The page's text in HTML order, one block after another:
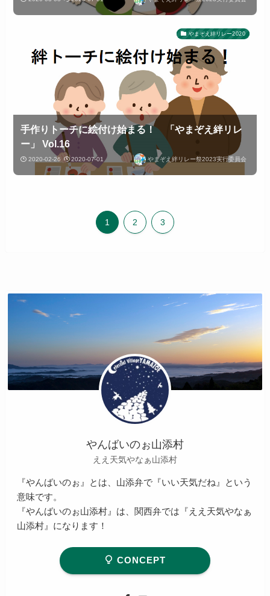
やまぞえ絆リレー2020
手作りトーチに絵付け始まる！ 「やまぞえ絆リレ
ー」 Vol.16
2020-02-26 2020-07-01 やまぞえ絆リレー祭2023実行委員会
1 2 3
やんばいのぉ山添村
ええ天気やなぁ山添村
『やんばいのぉ』とは、山添弁で『いい天気だね』という
意味です。
『やんばいのぉ山添村』は、関西弁では『ええ天気やなぁ
山添村』になります！
CONCEPT